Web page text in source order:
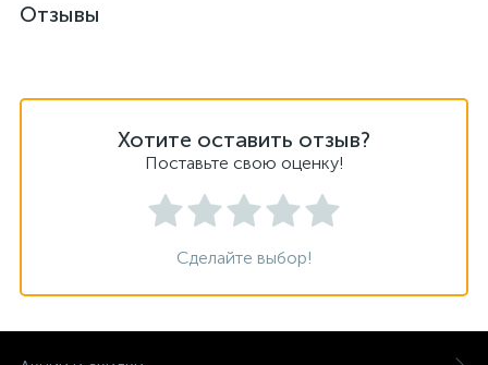
Отзывы
Хотите оставить отзыв?
Поставьте свою оценку!
Сделайте выбор!